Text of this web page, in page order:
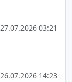
27.07.2026 03:21
26.07.2026 14:23